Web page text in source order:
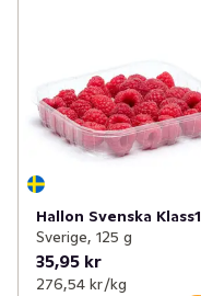
Hallon Svenska Klass1
Sverige, 125 g
35,95 kr
276,54 kr /kg